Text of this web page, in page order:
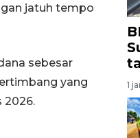
jatuh tempo
sebesar
yang
2026.
1